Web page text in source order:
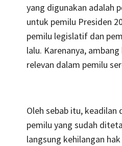
yang digunakan adalah
untuk pemilu Presiden
pemilu legislatif dan
lalu. Karenanya,
relevan dalam pemilu
Oleh sebab itu, keadilan
pemilu yang sudah
langsung kehilangan